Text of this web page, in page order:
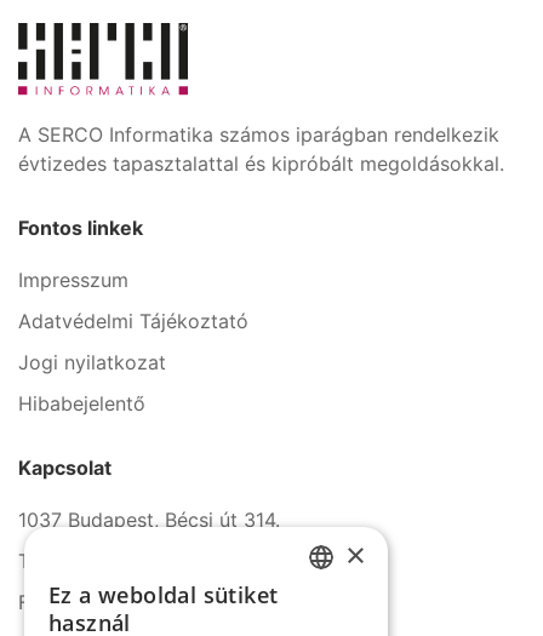
A SERCO Informatika számos iparágban rendelkezik
évtizedes tapasztalattal és kipróbált megoldásokkal.
Fontos linkek
Impresszum
Adatvédelmi Tájékoztató
Jogi nyilatkozat
Hibabejelentő
Kapcsolat
1037 Budapest, Bécsi út 314.
Tel.: +36 1 272 2140
Fax: +36 1 272 2150
×
Ez a weboldal sütiket
használ